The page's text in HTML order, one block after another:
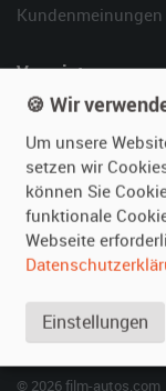
Kundenmeinungen
Vermieten
Oldtimer anmelden
Fotos senden
Fragen für
Inserat verwalten
SPECIAL
unsere Top 10 ...
© 2026 film-autos.com
🍪 Wir
Um unsere
setzen wir
können Sie
funktionale
Webseite
Einstellungen